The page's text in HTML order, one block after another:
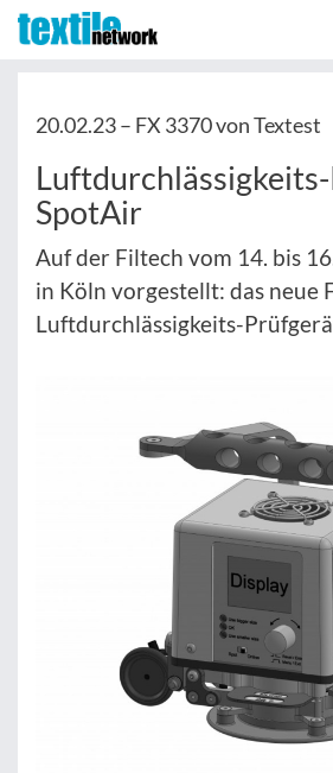
20.02.23 – FX 3370 von Textest
SpotAir
Auf der Filtech vom 14. bis
in Köln vorgestellt: das neue
Luftdurchlässigkeits-